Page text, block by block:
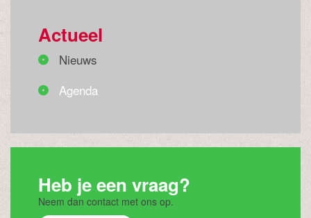
Actueel
Nieuws
Agenda
Heb je een vraag?
Neem dan contact met ons op.